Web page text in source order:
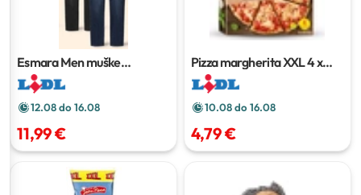
Esmara Men muške
traperice
12.08 do 16.08
11,99 €
Pizza margherita XXL4 x
300 g
10.08 do 16.08
4,79 €